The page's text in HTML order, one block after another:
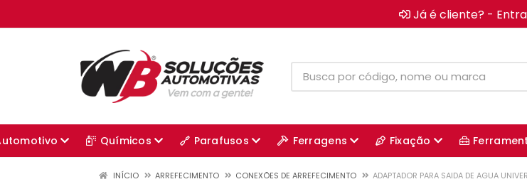
Já é cliente? -
Químicos Parafusos Ferragens Fixação
INÍCIO ARREFECIMENTO CONEXÕES DE ARREFECIMENTO ADAPTADOR PARA SAIDA DE AGUA